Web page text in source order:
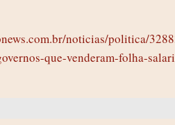
noticias/politica/
que-venderam-folha-